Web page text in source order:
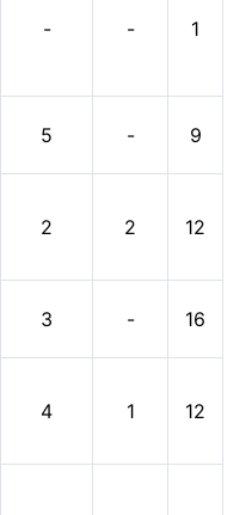
- - 1
5 - 9
2 2 12
3 - 16
4 1 12